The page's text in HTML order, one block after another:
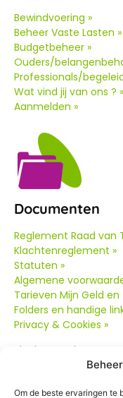
Om de beste ervaringen te
Bewindvoering »
Beheer Vaste Lasten »
Budgetbeheer »
Ouders/
Professionals/
Wat vind jij van ons ? »
Aanmelden »
Documenten
Reglement Raad van
Klachtenreglement »
Statuten »
Algemene
Tarieven Mijn Geld en
Folders en handige
Privacy & Cookies »
Klachtenreglement